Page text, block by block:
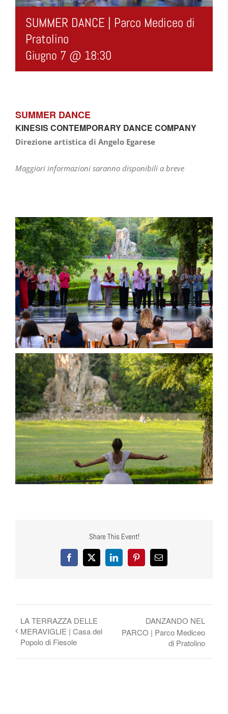
SUMMER DANCE | Parco Mediceo di
Pratolino
Giugno 7 @ 18:30
SUMMER DANCE
KINESIS CONTEMPORARY DANCE COMPANY
Direzione artistica di Angelo Egarese
Maggiori informazioni saranno disponibili a breve
Share This Event!
Facebook
X LinkedInPinterestEmail
LA TERRAZZA DELLE
MERAVIGLIE | Casa del
Popolo di Fiesole
DANZANDO NEL
PARCO | Parco Mediceo
di Pratolino